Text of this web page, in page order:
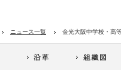
ニュース一覧 金光大阪中学校・高